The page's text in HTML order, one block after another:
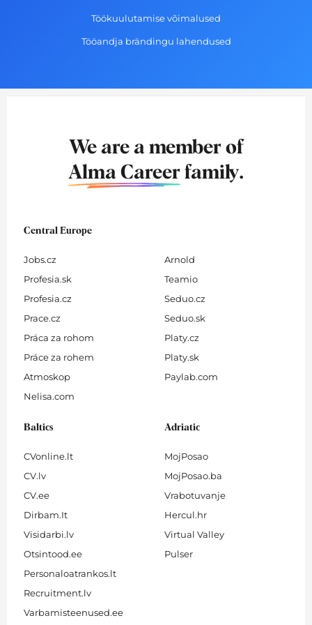
Töökuulutamise võimalused
Tööandja brändingu lahendused
We are a member of
Alma Career family.
Central Europe
Jobs.cz
Profesia.sk
Profesia.cz
Prace.cz
Práca za rohom
Práce za rohem
Atmoskop
Nelisa.com
Arnold
Teamio
Seduo.cz
Seduo.sk
Platy.cz
Platy.sk
Paylab.com
Baltics
CVonline.lt
CV.lv
CV.ee
Dirbam.It
Visidarbi.lv
Otsintood.ee
Personaloatrankos.lt
Recruitment.lv
Varbamisteenused.ee
Adriatic
MojPosao
MojPosao.ba
Vrabotuvanje
Hercul.hr
Virtual Valley
Pulser